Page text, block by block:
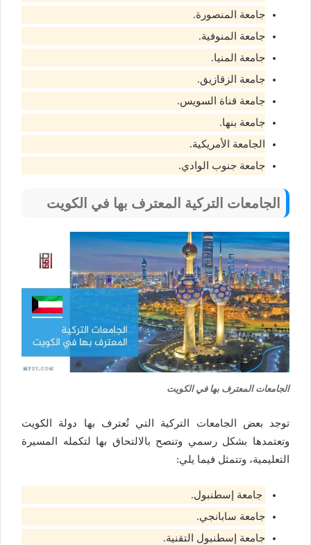
جامعة المنصورة.
جامعة المنوفية.
جامعة المنيا.
جامعة الزقازيق.
جامعة قناة السويس.
جامعة بنها.
الجامعة الأمريكية.
جامعة جنوب الوادي.
الجامعات التركية المعترف بها في الكويت
الجامعات المعترف بها في الكويت
توجد بعض الجامعات التركية التي تُعترف بها دولة الكويت
وتعتمدها بشكل رسمي وتنصح بالالتحاق بها لتكمله المسيرة
التعليمية، وتتمثل فيما يلي:
جامعة إسطنبول.
جامعة سابانجي.
جامعة إسطنبول التقنية.